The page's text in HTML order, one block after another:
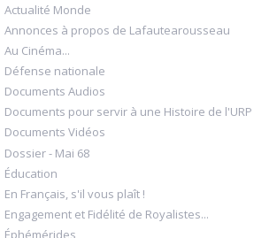
Actualité Monde
Annonces à propos de Lafautearousseau
Au Cinéma...
Défense nationale
Documents Audios
Documents pour servir à une Histoire de l'URP
Documents Vidéos
Dossier - Mai 68
Éducation
En Français, s'il vous plaît !
Engagement et Fidélité de Royalistes...
Éphémérides